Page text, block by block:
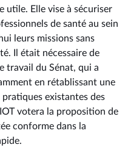
utile. Elle vise à sécuriser
de santé au sein
leurs missions sans
Il était nécessaire de
travail du Sénat, qui a
en rétablissant une
existantes des
votera la proposition de
conforme dans la